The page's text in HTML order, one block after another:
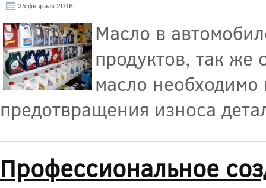
25 февраля 2016
Масло в
продуктов, так
масло
предотвращения износа
Профессиональное